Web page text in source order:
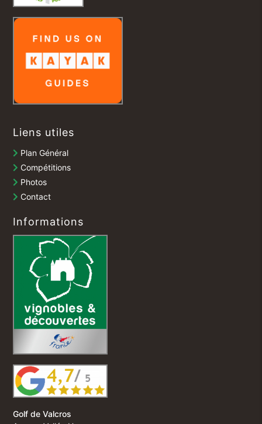
Liens utiles
Plan Général
Compétitions
Photos
Contact
Informations
Golf de Valcros